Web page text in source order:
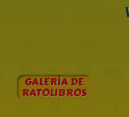
GALERÍA DE
RATOLIBROS